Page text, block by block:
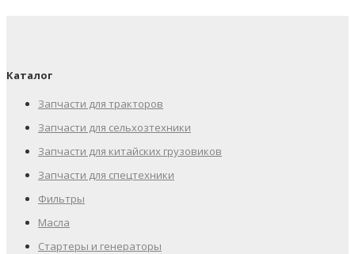
Каталог
Запчасти для тракторов
Запчасти для сельхозтехники
Запчасти для китайских грузовиков
Запчасти для спецтехники
Фильтры
Масла
Стартеры и генераторы